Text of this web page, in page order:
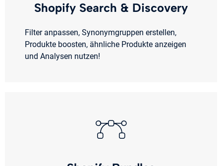
Shopify Search & Discovery
Filter anpassen, Synonymgruppen erstellen,
Produkte boosten, ähnliche Produkte anzeigen
und Analysen nutzen!